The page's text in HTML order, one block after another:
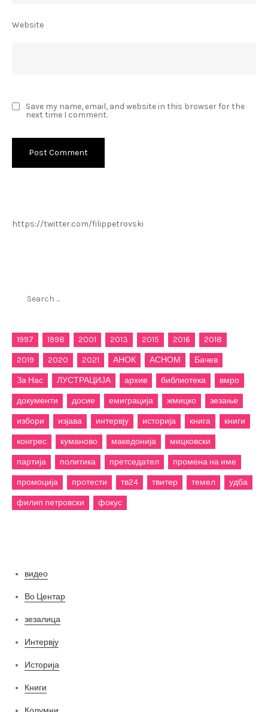
Website
Save my name, email, and website in this browser for the
next time I comment.
https://twitter.com/filippetrovski
1997 1998 2001 2013 2015 2016
2018
2019
2020 2021 АНОК АСНОМ
Бачев
За Нас
ЛУСТРАЦИЈА архив библиотека
вмро
документи
досие емиграција жмицко
зезање
избори
изјава интервју историја книга
книги
конгрес
куманово македонија
мицковски
партија
политика претседател
промена на име
промоција
протести тв24 твитер темел
удба
филип петровски
фокус
видео
Во Центар
зезалица
Интервју
Историја
Книги